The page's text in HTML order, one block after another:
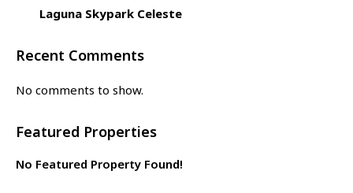
Laguna Skypark Celeste
Recent Comments
No comments to show.
Featured Properties
No Featured Property Found!